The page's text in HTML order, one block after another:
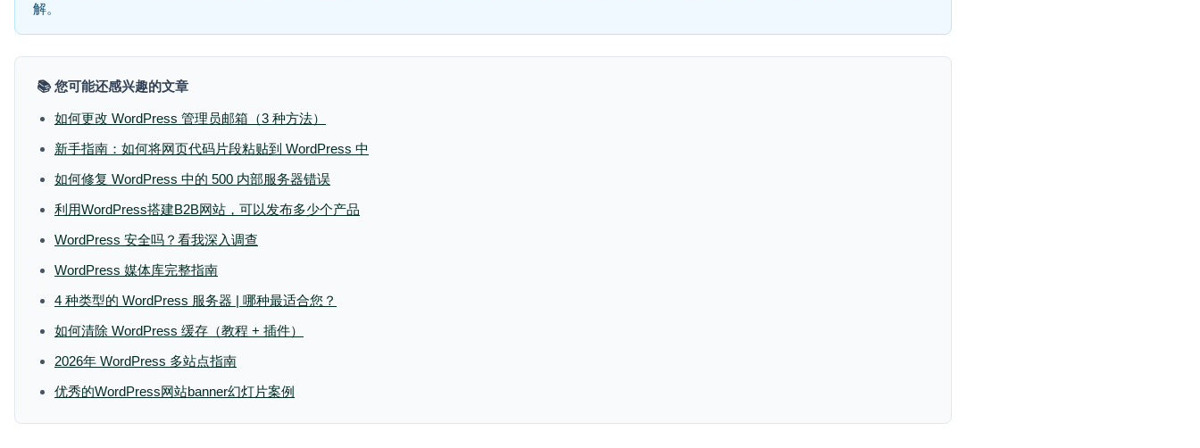
解。
📚 您可能还感兴趣的文章
如何更改 WordPress 管理员邮箱（3 种方法）
新手指南：如何将网页代码片段粘贴到 WordPress 中
如何修复 WordPress 中的 500 内部服务器错误
利用WordPress搭建B2B网站，可以发布多少个产品
WordPress 安全吗？看我深入调查
WordPress 媒体库完整指南
4 种类型的 WordPress 服务器 | 哪种最适合您？
如何清除 WordPress 缓存（教程 + 插件）
2026年 WordPress 多站点指南
优秀的WordPress网站banner幻灯片案例